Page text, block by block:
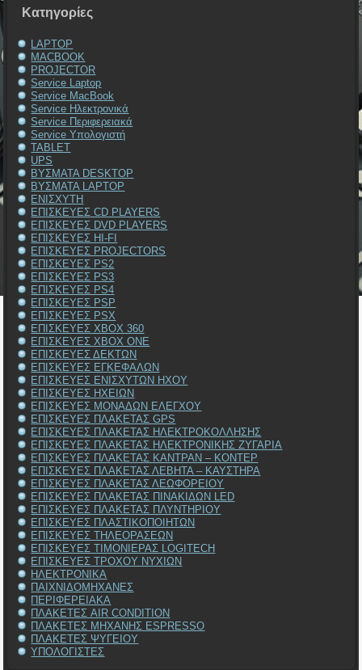
Kατηγορίες
LAPTOP
MACBOOK
PROJECTOR
Service Laptop
Service MacBook
Service Ηλεκτρονικά
Service Περιφερειακά
Service Υπολογιστή
TABLET
UPS
ΒΥΣΜΑΤΑ DESKTOP
ΒΥΣΜΑΤΑ LAPTOP
ΕΝΙΣΧΥΤΗ
ΕΠΙΣΚΕΥΕΣ CD PLAYERS
ΕΠΙΣΚΕΥΕΣ DVD PLAYERS
ΕΠΙΣΚΕΥΕΣ HI-FI
ΕΠΙΣΚΕΥΕΣ PROJECTORS
ΕΠΙΣΚΕΥΕΣ PS2
ΕΠΙΣΚΕΥΕΣ PS3
ΕΠΙΣΚΕΥΕΣ PS4
ΕΠΙΣΚΕΥΕΣ PSP
ΕΠΙΣΚΕΥΕΣ PSX
ΕΠΙΣΚΕΥΕΣ XBOX 360
ΕΠΙΣΚΕΥΕΣ XBOX ONE
ΕΠΙΣΚΕΥΕΣ ΔΕΚΤΩΝ
ΕΠΙΣΚΕΥΕΣ ΕΓΚΕΦΑΛΩΝ
ΕΠΙΣΚΕΥΕΣ ΕΝΙΣΧΥΤΩΝ ΗΧΟΥ
ΕΠΙΣΚΕΥΕΣ ΗΧΕΙΩΝ
ΕΠΙΣΚΕΥΕΣ ΜΟΝΑΔΩΝ ΕΛΕΓΧΟΥ
ΕΠΙΣΚΕΥΕΣ ΠΛΑΚΕΤΑΣ GPS
ΕΠΙΣΚΕΥΕΣ ΠΛΑΚΕΤΑΣ ΗΛΕΚΤΡΟΚΟΛΛΗΣΗΣ
ΕΠΙΣΚΕΥΕΣ ΠΛΑΚΕΤΑΣ ΗΛΕΚΤΡΟΝΙΚΗΣ ΖΥΓΑΡΙΑ
ΕΠΙΣΚΕΥΕΣ ΠΛΑΚΕΤΑΣ ΚΑΝΤΡΑΝ – ΚΟΝΤΕΡ
ΕΠΙΣΚΕΥΕΣ ΠΛΑΚΕΤΑΣ ΛΕΒΗΤΑ – ΚΑΥΣΤΗΡΑ
ΕΠΙΣΚΕΥΕΣ ΠΛΑΚΕΤΑΣ ΛΕΩΦΟΡΕΙΟΥ
ΕΠΙΣΚΕΥΕΣ ΠΛΑΚΕΤΑΣ ΠΙΝΑΚΙΔΩΝ LED
ΕΠΙΣΚΕΥΕΣ ΠΛΑΚΕΤΑΣ ΠΛΥΝΤΗΡΙΟΥ
ΕΠΙΣΚΕΥΕΣ ΠΛΑΣΤΙΚΟΠΟΙΗΤΩΝ
ΕΠΙΣΚΕΥΕΣ ΤΗΛΕΟΡΑΣΕΩΝ
ΕΠΙΣΚΕΥΕΣ ΤΙΜΟΝΙΕΡΑΣ LOGITECH
ΕΠΙΣΚΕΥΕΣ ΤΡΟΧΟΥ ΝΥΧΙΩΝ
ΗΛΕΚΤΡΟΝΙΚΑ
ΠΑΙΧΝΙΔΟΜΗΧΑΝΕΣ
ΠΕΡΙΦΕΡΕΙΑΚΑ
ΠΛΑΚΕΤΕΣ AIR CONDITION
ΠΛΑΚΕΤΕΣ ΜΗΧΑΝΗΣ ESPRESSO
ΠΛΑΚΕΤΕΣ ΨΥΓΕΙΟΥ
ΥΠΟΛΟΓΙΣΤΕΣ